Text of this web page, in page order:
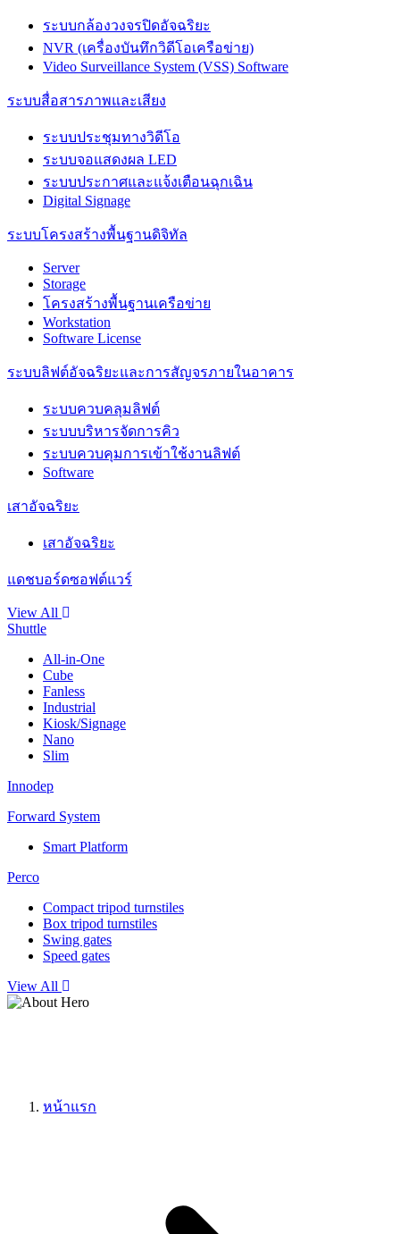
ระบบกล้องวงจรปิดอัจฉริยะ
NVR (เครื่องบันทึกวิดีโอเครือข่าย)
Video Surveillance System (VSS) Software
ระบบสื่อสารภาพและเสียง
ระบบประชุมทางวิดีโอ
ระบบจอแสดงผล LED
ระบบประกาศและแจ้งเตือนฉุกเฉิน
Digital Signage
ระบบโครงสร้างพื้นฐานดิจิทัล
Server
Storage
โครงสร้างพื้นฐานเครือข่าย
Workstation
Software License
ระบบลิฟต์อัจฉริยะและการสัญจรภายในอาคาร
ระบบควบคลุมลิฟต์
ระบบบริหารจัดการคิว
ระบบควบคุมการเข้าใช้งานลิฟต์
Software
เสาอัจฉริยะ
เสาอัจฉริยะ
แดชบอร์ดซอฟต์แวร์
View All
Shuttle
All-in-One
Cube
Fanless
Industrial
Kiosk/Signage
Nano
Slim
Innodep
Forward System
Smart Platform
Perco
Compact tripod turnstiles
Box tripod turnstiles
Swing gates
Speed gates
View All
หน้าแรก